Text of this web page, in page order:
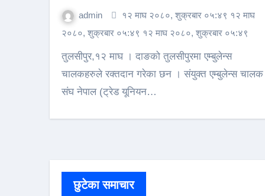
admin
१२ माघ २०८०, शुक्रबार ०५:४९ १२ माघ
२०८०, शुक्रबार ०५:४९ १२ माघ २०८०, शुक्रबार ०५:४९
तुलसीपुर,१२ माघ । दाङको तुलसीपुरमा एम्बुलेन्स
चालकहरुले रक्तदान गरेका छन । संयुक्त एम्बुलेन्स चालक
संघ नेपाल (ट्रेड यूनियन…
छुटेका समाचार